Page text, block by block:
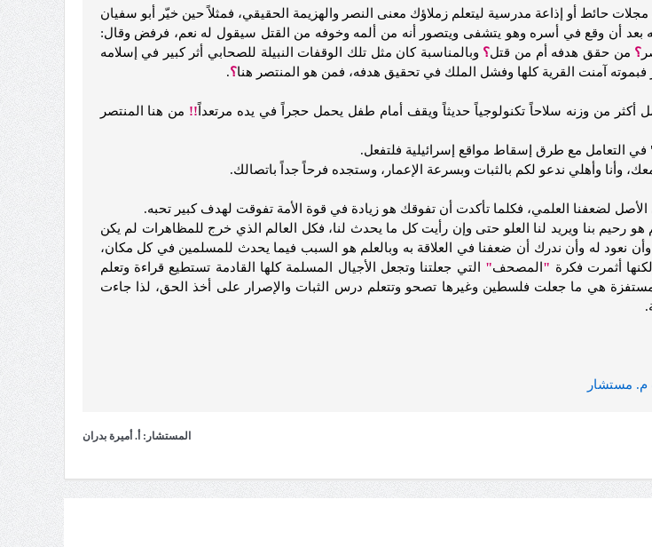
حائط أو إذاعة مدرسية ليتعلم زملاؤك معنى النصر والهزيمة الحقيقي، فمثلاً حين خيّر أبو سفيان
بعد أن وقع في أسره وهو يتشفى ويتصور أنه من ألمه وخوفه من القتل سيقول له نعم، فرفض وقال:
؟ من حقق هدفه أم من قتل؟ وبالمناسبة كان مثل تلك الوقفات النبيلة للصحابي أثر كبير في إسلامه
آمنت القرية كلها وفشل الملك في تحقيق هدفه، فمن هو المنتصر هنا؟.
من وزنه سلاحاً تكنولوجياً حديثاً ويقف أمام طفل يحمل حجراً في يده مرتعداً !! من هنا المنتصر
التعامل مع طرق إسقاط مواقع إسرائيلية فلتفعل.
وأنا وأهلي ندعو لكم بالثبات وبسرعة الإعمار، وستجده فرحاً جداً باتصالك.
لضعفنا العلمي، فكلما تأكدت أن تفوقك هو زيادة في قوة الأمة تفوقت لهدف كبير تحبه.
بنا ويريد لنا العلو حتى وإن رأيت كل ما يحدث لنا، فكل العالم الذي خرج للمظاهرات لم يكن
نعود له وأن ندرك أن ضعفنا في العلاقة به وبالعلم هو السبب فيما يحدث للمسلمين في كل مكان،
أثمرت فكرة " المصحف"
التي جعلتنا وتجعل الأجيال المسلمة كلها القادمة تستطيع قراءة وتعلم
هي ما جعلت فلسطين وغيرها تصحو وتتعلم درس الثبات والإصرار على أخذ الحق، لذا جاءت
م. مستشار
المستشار: أ. أميرة بدران